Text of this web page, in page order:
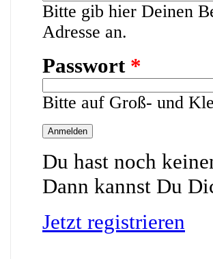
Bitte gib hier Deinen
Adresse an.
Passwort *
Bitte auf Groß- und
Du hast noch
Dann kannst Du
Jetzt registrieren